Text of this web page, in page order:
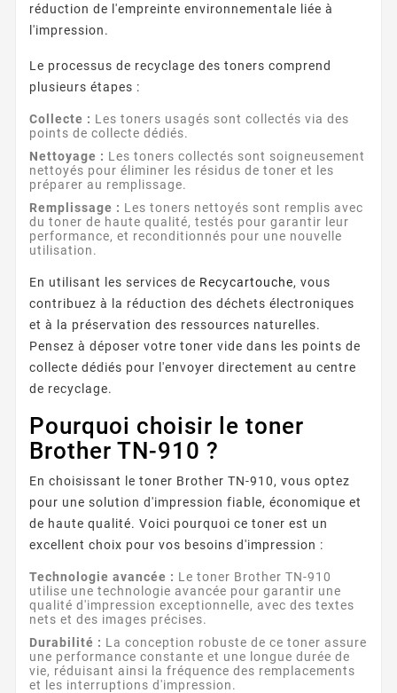
réduction de l'empreinte environnementale liée à
l'impression.
Le processus de recyclage des toners comprend
plusieurs étapes :
Collecte : Les toners usagés sont collectés via des
points de collecte dédiés.
Nettoyage : Les toners collectés sont soigneusement
nettoyés pour éliminer les résidus de toner et les
préparer au remplissage.
Remplissage : Les toners nettoyés sont remplis avec
du toner de haute qualité, testés pour garantir leur
performance, et reconditionnés pour une nouvelle
utilisation.
En utilisant les services de Recycartouche, vous
contribuez à la réduction des déchets électroniques
et à la préservation des ressources naturelles.
Pensez à déposer votre toner vide dans les points de
collecte dédiés pour l'envoyer directement au centre
de recyclage.
Pourquoi choisir le toner
Brother TN-910 ?
En choisissant le toner Brother TN-910, vous optez
pour une solution d'impression fiable, économique et
de haute qualité. Voici pourquoi ce toner est un
excellent choix pour vos besoins d'impression :
Technologie avancée : Le toner Brother TN-910
utilise une technologie avancée pour garantir une
qualité d'impression exceptionnelle, avec des textes
nets et des images précises.
Durabilité : La conception robuste de ce toner assure
une performance constante et une longue durée de
vie, réduisant ainsi la fréquence des remplacements
et les interruptions d'impression.